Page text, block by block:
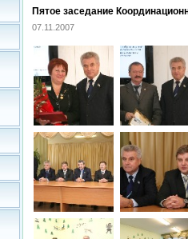
Пятое заседание
07.11.2007